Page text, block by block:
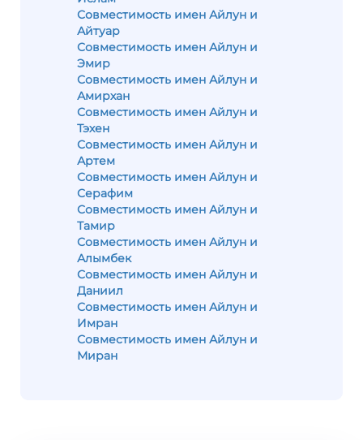
Совместимость имен Айлун и
Айтуар
Совместимость имен Айлун и
Эмир
Совместимость имен Айлун и
Амирхан
Совместимость имен Айлун и
Тэхен
Совместимость имен Айлун и
Артем
Совместимость имен Айлун и
Серафим
Совместимость имен Айлун и
Тамир
Совместимость имен Айлун и
Алымбек
Совместимость имен Айлун и
Даниил
Совместимость имен Айлун и
Имран
Совместимость имен Айлун и
Миран